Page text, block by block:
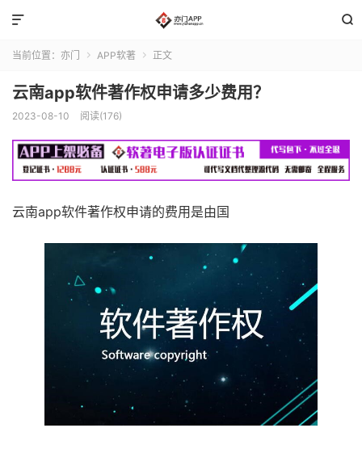


当前位置： 亦门  APP软著  正文
云南app软件著作权申请多少费用？
2023-08-10 阅读(176)
云南app软件著作权申请的费用是由国